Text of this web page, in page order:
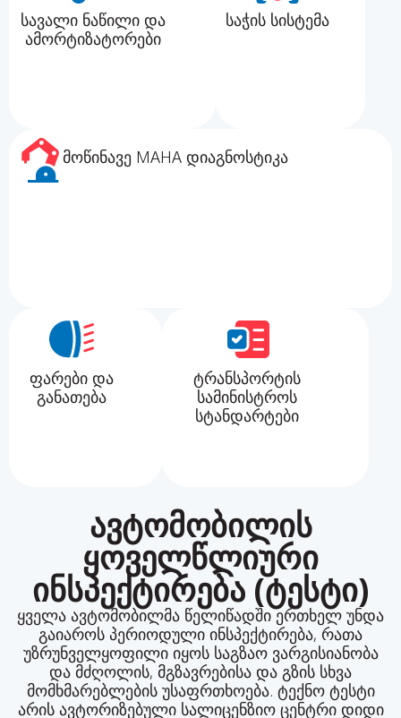
ფარები და
განათება
ტრანსპორტის
სამინისტროს
სტანდარტები
სავალი ნაწილი და
ამორტიზატორები
საჭის სისტემა
მოწინავე MAHA დიაგნოსტიკა
ავტომობილის
ყოველწლიური
ინსპექტირება (ტესტი)
ყველა ავტომობილმა წელიწადში ერთხელ უნდა
გაიაროს პერიოდული ინსპექტირება, რათა
უზრუნველყოფილი იყოს საგზაო ვარგისიანობა
და მძღოლის, მგზავრებისა და გზის სხვა
მომხმარებლების უსაფრთხოება. ტექნო ტესტი
არის ავტორიზებული სალიცენზიო ცენტრი დიდი